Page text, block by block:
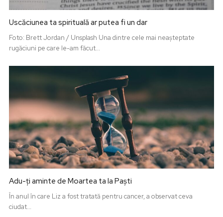
Uscăciunea ta spirituală ar putea fi un dar
Foto: Brett Jordan / Unsplash Una dintre cele mai neașteptate
rugăciuni pe care le-am făcut...
Adu-ți aminte de Moartea ta la Paști
În anul în care Liz a fost tratată pentru cancer, a observat ceva
ciudat...